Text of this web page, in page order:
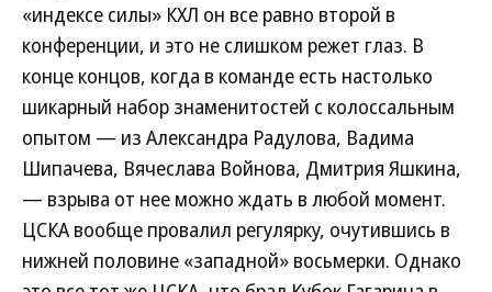
«индексе силы» КХЛ он все равно второй в
конференции, и это не слишком режет глаз. В
конце концов, когда в команде есть настолько
шикарный набор знаменитостей с колоссальным
опытом — из Александра Радулова, Вадима
Шипачева, Вячеслава Войнова, Дмитрия Яшкина,
— взрыва от нее можно ждать в любой момент.
ЦСКА вообще провалил регулярку, очутившись в
нижней половине «западной» восьмерки. Однако